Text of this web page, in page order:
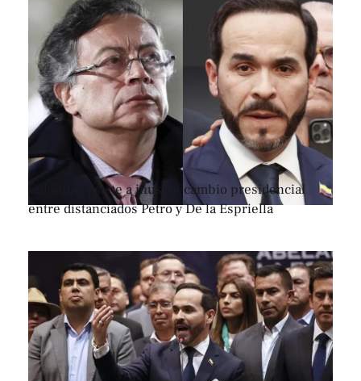
Colombia asiste a inusual cambio presidencial
entre distanciados Petro y De la Espriella